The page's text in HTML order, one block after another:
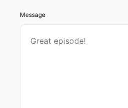
Message